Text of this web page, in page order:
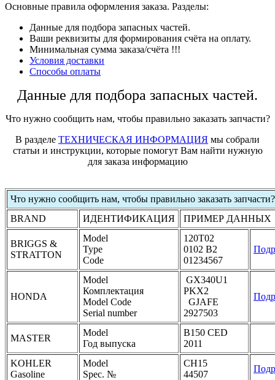
Основные правила оформления заказа. Разделы:
Данные для подбора запасных частей.
Ваши реквизиты для формирования счёта на оплату.
Минимальная сумма заказа/счёта !!!
Условия доставки
Способы оплаты
Данные для подбора запасных частей.
Что нужно сообщить нам, чтобы правильно заказать запчасти?
В разделе ТЕХНИЧЕСКАЯ ИНФОРМАЦИЯ мы собрали
статьи и инструкции, которые помогут Вам найти нужную
для заказа информацию
Что нужно сообщить нам, чтобы правильно заказать запчасти?
BRAND
ИДЕНТИФИКАЦИЯ ПРИМЕР ДАННЫХ
BRIGGS &
STRATTON
Model
Type
Code
120T02
0102 B2
01234567
HONDA
Model
Комплектация
Model Code
Serial number
GX340U1
PKX2
GJAFE
2927503
MASTER
Model
Год выпуска
B150 CED
2011
KOHLER
Gasoline
Model
Spec. №
CH15
44507